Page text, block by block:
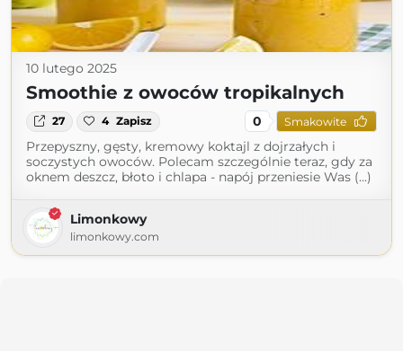
10 lutego 2025
Smoothie z owoców tropikalnych
27 4 Zapisz 0 Smakowite
Przepyszny, gęsty, kremowy koktajl z dojrzałych i
soczystych owoców. Polecam szczególnie teraz, gdy za
oknem deszcz, błoto i chlapa - napój przeniesie Was (...)
Limonkowy
limonkowy.com